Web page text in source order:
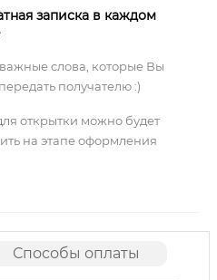
записка в каждом
слова, которые Вы
получателю :)
открытки можно будет
на этапе оформления
Способы оплаты